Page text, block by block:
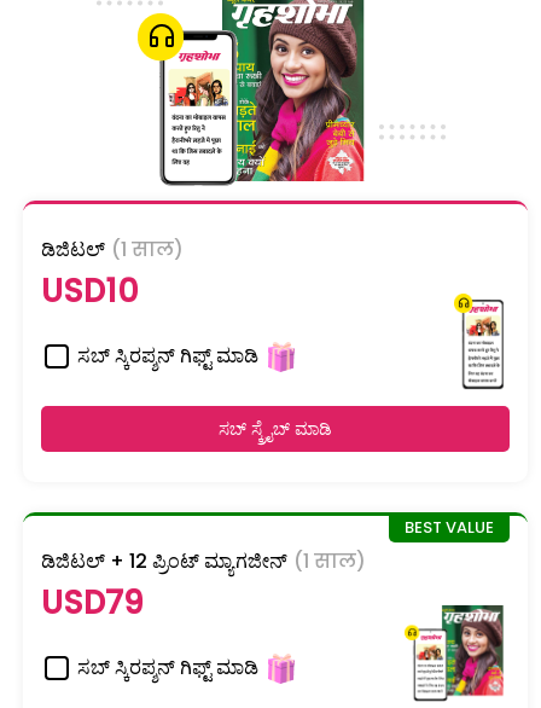
ಡಿಜಿಟಲ್ (1 साल)
USD10
ಸಬ್ ಸ್ಕಿರಪ್ಶನ್ ಗಿಫ್ಟ್ ಮಾಡಿ
ಸಬ್ ಸ್ಕ್ರೈಬ್ ಮಾಡಿ
ಡಿಜಿಟಲ್ + 12 ಪ್ರಿಂಟ್ ಮ್ಯಾಗಜೀನ್ (1 साल)
USD79
ಸಬ್ ಸ್ಕಿರಪ್ಶನ್ ಗಿಫ್ಟ್ ಮಾಡಿ